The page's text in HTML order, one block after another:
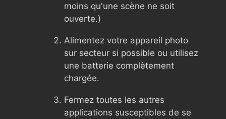
moins qu'une scène ne soit
ouverte.)
Alimentez votre appareil photo
sur secteur si possible ou utilisez
une batterie complètement
chargée.
Fermez toutes les autres
applications susceptibles de se